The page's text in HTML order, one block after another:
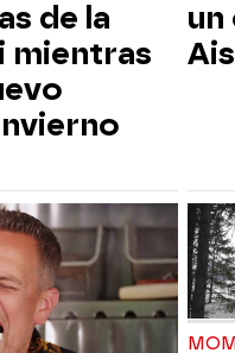
de la
mientras
un